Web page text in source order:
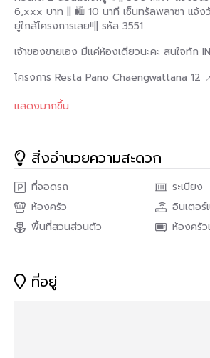
6,xxx บาท || 🛍 10 นาที เซ็นทรัลพลาซา แจ้ง
ยู่ใกล้โครงการเลย!!|| รหัส 3551
เจ้าของขายเอง มีแค่ห้องเดียวนะคะ สนใจทัก
โครงการ Resta Pano Chaengwattana 12
https://maps.app.goo.gl/
รู้สึกสบายตา เพิ่มความละมุนให้กับบรรยากาศ
สร้างอารมณ์ผ่อนคลาย พร้อมให้ความรู้สึกโปร่
✅รายละเอียดห้อง
• พื้นที่ใช้สอยกว้าง 38.69 ตารางเมตร 🤯
• 1 ห้องน้ำ
แสดงมากขึ้น
สิ่งอำนวยความสะดวก
ที่จอดรถ
ระเบียง
ห้องครัว
อินเตอร์
พื้นที่สวนส่วนตัว
ห้องครั
ที่อยู่